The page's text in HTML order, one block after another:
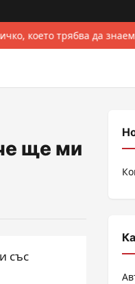
което трябва да
ще ми
със